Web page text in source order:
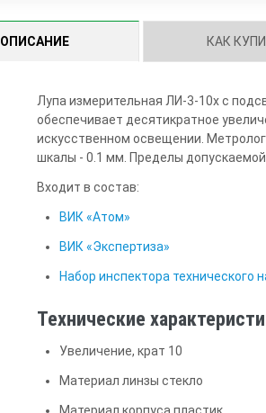
ОПИСАНИЕ КАК
Лупа измерительная ЛИ-3-10х с
обеспечивает десятикратное
искусственном освещении.
шкалы - 0.1 мм. Пределы
Входит в состав:
ВИК «Атом»
ВИК «Экспертиза»
Набор инспектора технического
Технические
Увеличение, крат 10
Материал линзы стекло
Материал корпуса пластик